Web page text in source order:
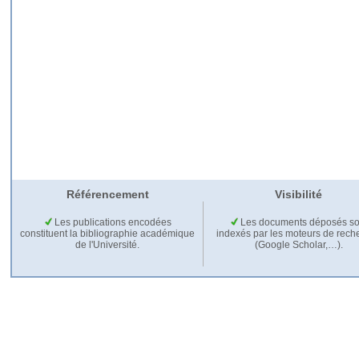
Référencement Visibilité
Les publications encodées
constituent la bibliographie académique
de l'Université.
Les documents déposés
indexés par les moteurs de
(Google Scholar,…).